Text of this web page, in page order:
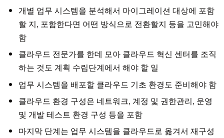
개별 업무 시스템을 분석해서 마이그레이션 대상에 포함
할 지, 포함한다면 어떤 방식으로 전환할지 등을 고민해야
함
클라우드 전문가를 한데 모아 클라우드 혁신 센터를 조직
하는 것도 계획 수립단계에서 해야 할 일
업무 시스템을 배포할 클라우드 기초 환경도 준비해야 함
클라우드 환경 구성은 네트워크, 계정 및 권한관리, 운영
및 개발 테스트 환경 구성 등을 포함
마지막 단계는 업무 시스템을 클라우드로 옮겨서 재구성